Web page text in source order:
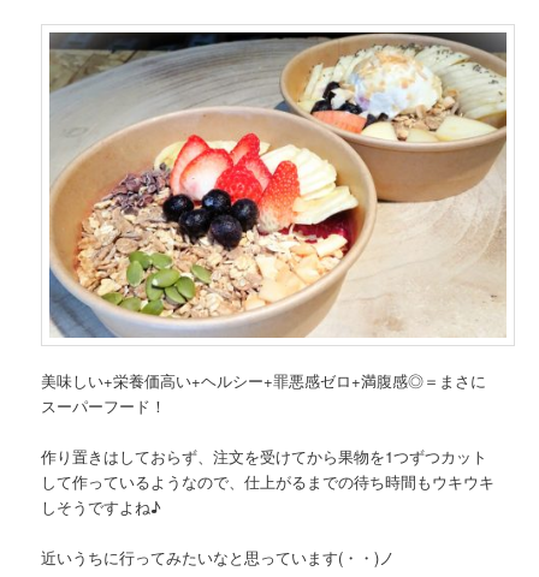
美味しい+栄養価高い+ヘルシー+罪悪感ゼロ+満腹感◎＝まさに
スーパーフード！
作り置きはしておらず、注文を受けてから果物を1つずつカット
して作っているようなので、仕上がるまでの待ち時間もウキウキ
しそうですよね♪
近いうちに行ってみたいなと思っています(・・)ノ